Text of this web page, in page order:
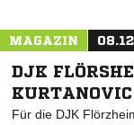
MAGAZIN
DJK
KURTANOVIC
Für die DJK